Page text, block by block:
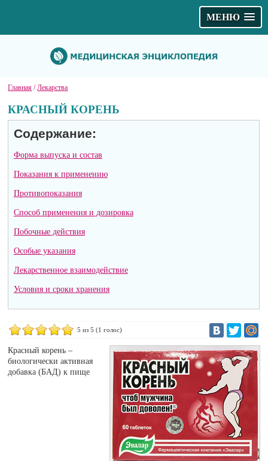
МЕНЮ
Главная /Лекарства
КРАСНЫЙ КОРЕНЬ
Содержание:
Форма выпуска и состав
Показания к применению
Противопоказания
Способ применения и дозировка
Побочные действия
Особые указания
Лекарственное взаимодействие
Условия и сроки хранения
5 из 5 (1 голос)
Красный корень –
биологически активная
добавка (БАД) к пище